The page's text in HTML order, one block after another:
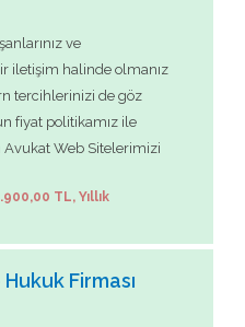
ve
iletişim halinde olmanız
tercihlerinizi de göz
fiyat politikamız ile
Avukat Web Sitelerimizi
TL, Yıllık
Firması